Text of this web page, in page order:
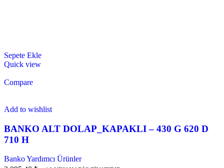
Sepete Ekle
Quick view
Compare
Add to wishlist
BANKO ALT DOLAP_KAPAKLI – 430 G 620 D
710 H
Banko Yardımcı Ürünler